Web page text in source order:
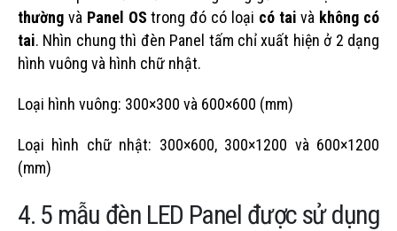
thường và Panel OS trong đó có loại có tai và không có
tai. Nhìn chung thì đèn Panel tấm chỉ xuất hiện ở 2 dạng
hình vuông và hình chữ nhật.
Loại hình vuông: 300×300 và 600×600 (mm)
Loại hình chữ nhật: 300×600, 300×1200 và 600×1200
(mm)
4. 5 mẫu đèn LED Panel được sử dụng